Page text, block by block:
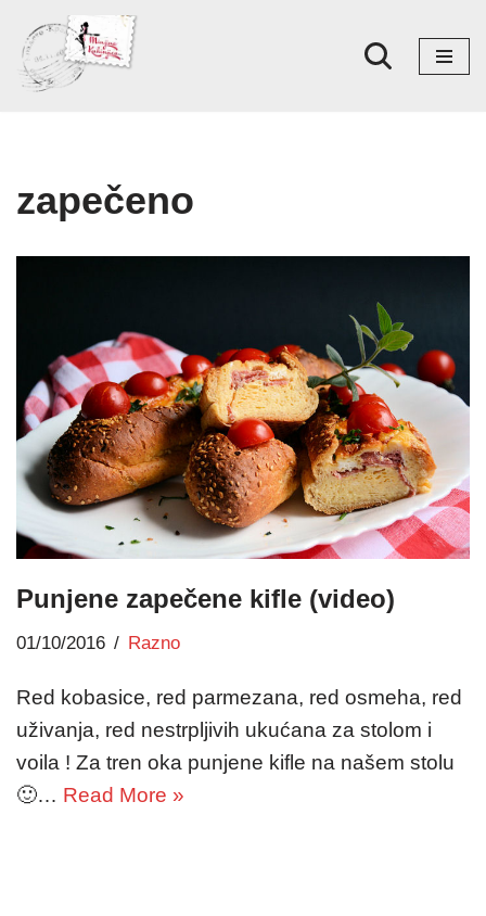
Skoči
na
zapečeno
Punjene zapečene kifle (video)
01/10/2016 Razno
Red kobasice, red parmezana, red osmeha, red
uživanja, red nestrpljivih ukućana za stolom i
voila ! Za tren oka punjene kifle na našem stolu
🙂… Read More »